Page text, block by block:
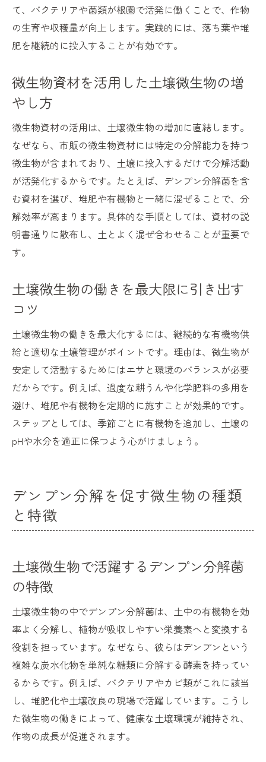
て、バクテリアや菌類が根圏で活発に働くことで、作物
の生育や収穫量が向上します。実践的には、落ち葉や堆
肥を継続的に投入することが有効です。
微生物資材を活用した土壌微生物の増
やし方
微生物資材の活用は、土壌微生物の増加に直結します。
なぜなら、市販の微生物資材には特定の分解能力を持つ
微生物が含まれており、土壌に投入するだけで分解活動
が活発化するからです。たとえば、デンプン分解菌を含
む資材を選び、堆肥や有機物と一緒に混ぜることで、分
解効率が高まります。具体的な手順としては、資材の説
明書通りに散布し、土とよく混ぜ合わせることが重要で
す。
土壌微生物の働きを最大限に引き出す
コツ
土壌微生物の働きを最大化するには、継続的な有機物供
給と適切な土壌管理がポイントです。理由は、微生物が
安定して活動するためにはエサと環境のバランスが必要
だからです。例えば、過度な耕うんや化学肥料の多用を
避け、堆肥や有機物を定期的に施すことが効果的です。
ステップとしては、季節ごとに有機物を追加し、土壌の
pHや水分を適正に保つよう心がけましょう。
デンプン分解を促す微生物の種類
と特徴
土壌微生物で活躍するデンプン分解菌
の特徴
土壌微生物の中でデンプン分解菌は、土中の有機物を効
率よく分解し、植物が吸収しやすい栄養素へと変換する
役割を担っています。なぜなら、彼らはデンプンという
複雑な炭水化物を単純な糖類に分解する酵素を持ってい
るからです。例えば、バクテリアやカビ類がこれに該当
し、堆肥化や土壌改良の現場で活躍しています。こうし
た微生物の働きによって、健康な土壌環境が維持され、
作物の成長が促進されます。